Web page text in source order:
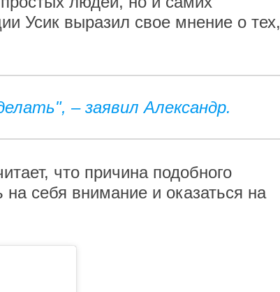
Усик выразил свое мнение о тех,
– заявил Александр.
что причина подобного
на себя внимание и оказаться на